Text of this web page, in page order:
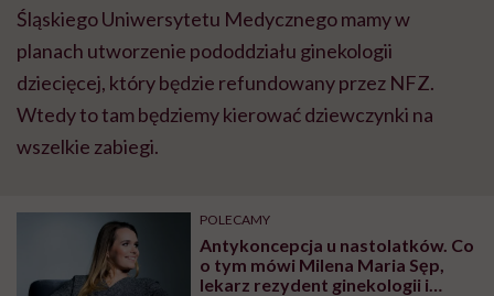
Śląskiego Uniwersytetu Medycznego mamy w
planach utworzenie pododdziału ginekologii
dziecięcej, który będzie refundowany przez NFZ.
Wtedy to tam będziemy kierować dziewczynki na
wszelkie zabiegi.
POLECAMY
Antykoncepcja u nastolatków. Co
o tym mówi Milena Maria Sęp,
lekarz rezydent ginekologii i